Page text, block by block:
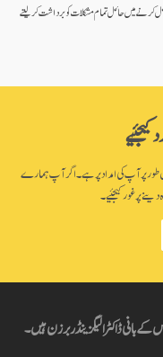
میں حائل تمام مشکلات کو برداشت کر لیتے
طور پر آپ کی امداد پر ہے۔ اگر آپ ہمارے
پر غور کیجئیے۔
بانی ڈاکٹر الیگزینڈر برزن ہیں۔